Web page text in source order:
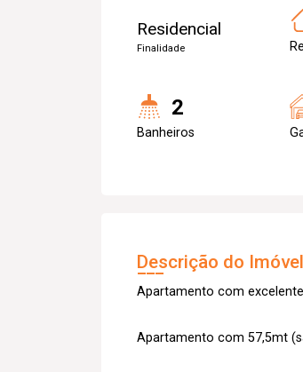
Residencial
Finalidade
2
Banheiros
Descrição do Imóvel
Apartamento com
Apartamento com 57,5mt